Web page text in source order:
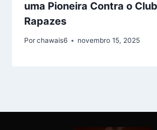
uma Pioneira Contra o
Rapazes
Porchawais6 novembro 15, 2025